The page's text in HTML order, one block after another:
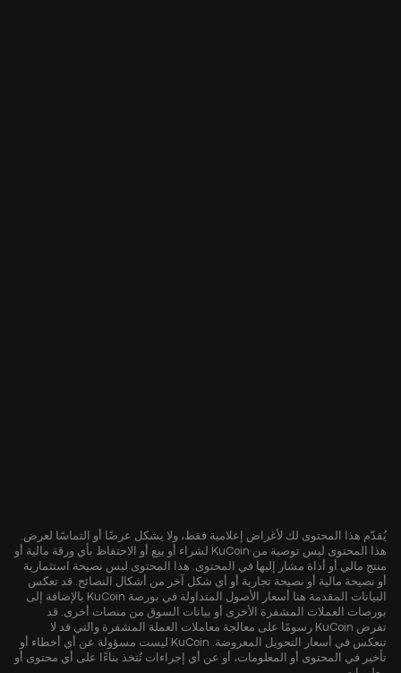
يُقدّم هذا المحتوى لك لأغراض إعلامية فقط، ولا يشكل عرضًا أو التماسًا لعرض.
هذا المحتوى ليس توصية من KuCoin لشراء أو بيع أو الاحتفاظ بأي ورقة مالية أو
منتج مالي أو أداة مشار إليها في المحتوى. هذا المحتوى ليس نصيحة استثمارية
أو نصيحة مالية أو نصيحة تجارية أو أي شكل آخر من أشكال النصائح. قد تعكس
البيانات المقدمة هنا أسعار الأصول المتداولة في بورصة KuCoin بالإضافة إلى
بورصات العملات المشفرة الأخرى أو بيانات السوق من منصات أخرى. قد
تفرض KuCoin رسومًا على معالجة معاملات العملة المشفرة والتي قد لا
تنعكس في أسعار التحويل المعروضة. KuCoin ليست مسؤولة عن أي أخطاء أو
تأخير في المحتوى أو المعلومات، أو عن أي إجراءات تُتخذ بناءًا على أي محتوى أو